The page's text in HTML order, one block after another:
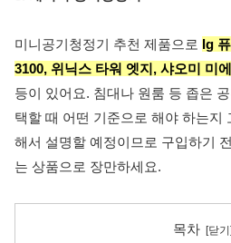
미니공기청정기 추천 제품으로 lg
3100, 위닉스 타워 엣지, 샤오미 미
등이 있어요. 침대나 원룸 등 좁은
택할 때 어떤 기준으로 해야 하는지
해서 설명할 예정이므로 구입하기
는 상품으로 장만하세요.
목차